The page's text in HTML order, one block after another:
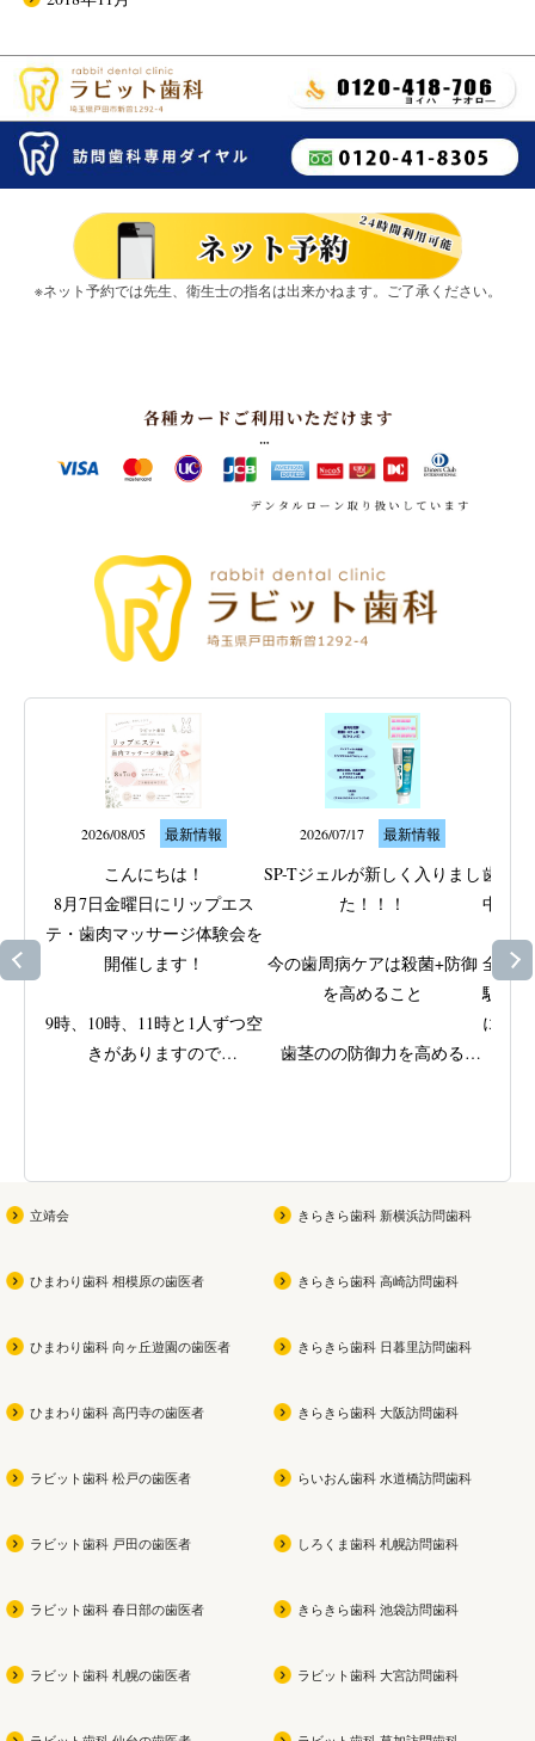
※ネット予約では先生、衛生士の指名は出来かねます。ご了承ください。
2026/08/05 最新情報
こんにちは！
8月7日金曜日にリップエス
テ・歯肉マッサージ体験会を
開催します！
9時、10時、11時と1人ずつ空
きがありますので
ぜひ遊びに来てください
2026/07/17 最新情報
SP-Tジェルが新しく入りまし
た！！！
今の歯周病ケアは殺菌+防御
を高めること
歯茎のの防御力を高める
無研磨ジェルの歯磨き
よかったら買ってみてくださ
私も今使用中です！！
歯ぐ
中の
全身
駅近
に取
立靖会
ひまわり歯科 相模原の歯医者
ひまわり歯科 向ヶ丘遊園の歯医者
ひまわり歯科 高円寺の歯医者
ラビット歯科 松戸の歯医者
ラビット歯科 戸田の歯医者
ラビット歯科 春日部の歯医者
ラビット歯科 札幌の歯医者
きらきら歯科 新横浜訪問歯科
きらきら歯科 高崎訪問歯科
きらきら歯科 日暮里訪問歯科
きらきら歯科 大阪訪問歯科
らいおん歯科 水道橋訪問歯科
しろくま歯科 札幌訪問歯科
きらきら歯科 池袋訪問歯科
ラビット歯科 大宮訪問歯科